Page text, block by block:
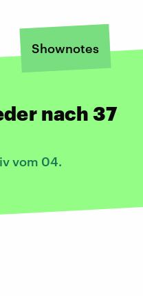
Shownotes
nach 37
vom 04.